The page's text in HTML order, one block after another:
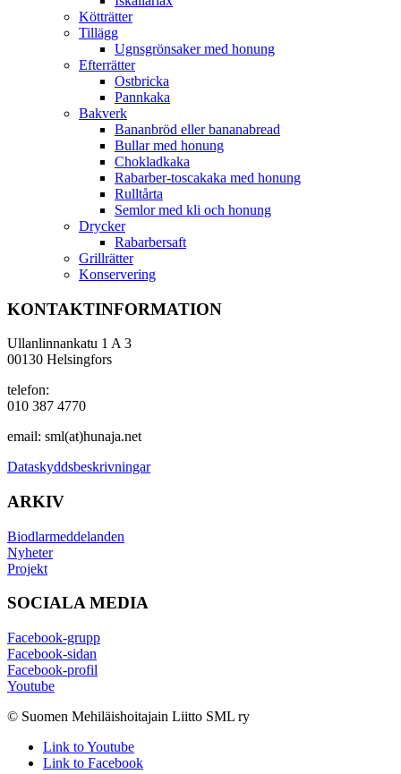
Kötträtter
Tillägg
Ugnsgrönsaker med honung
Efterrätter
Ostbricka
Pannkaka
Bakverk
Bananbröd eller bananabread
Bullar med honung
Chokladkaka
Rabarber-toscakaka med honung
Rulltårta
Semlor med kli och honung
Drycker
Rabarbersaft
Grillrätter
Konservering
KONTAKTINFORMATION
Ullanlinnankatu 1 A 3
00130 Helsingfors
telefon:
010 387 4770
email: sml(at)hunaja.net
Dataskyddsbeskrivningar
ARKIV
Biodlarmeddelanden
Nyheter
Projekt
SOCIALA MEDIA
Facebook-grupp
Facebook-sidan
Facebook-profil
Youtube
© Suomen Mehiläishoitajain Liitto SML ry
Link to Youtube
Link to Facebook